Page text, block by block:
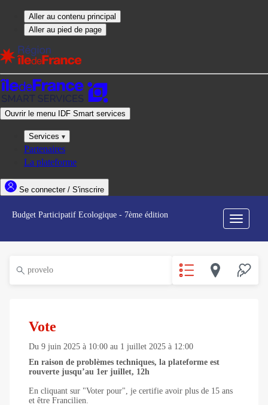
Budget Participatif Ecologique - 7ème édition
Menu
Vote
Du 9 juin 2025 à 10:00 au 1 juillet 2025 à 12:00
En raison de problèmes techniques, la plateforme est
rouverte jusqu’au 1er juillet, 12h
En cliquant sur "Voter pour", je certifie avoir plus de 15 ans
et être Francilien.